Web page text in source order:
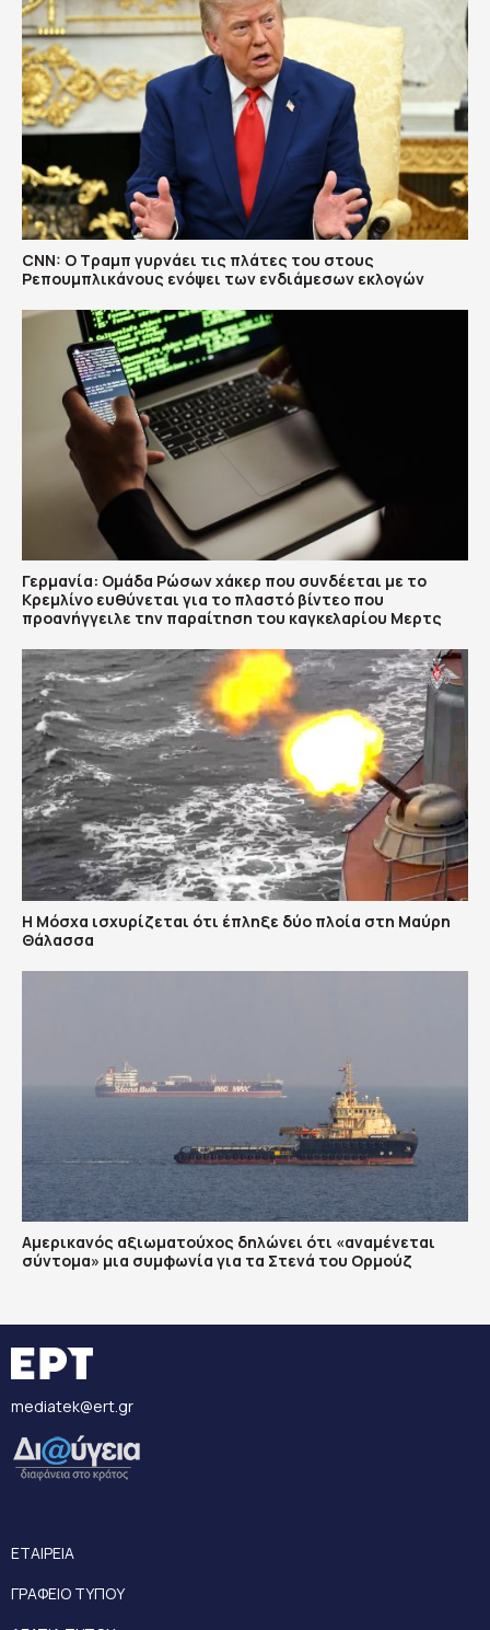
CNN: Ο Τραμπ γυρνάει τις πλάτες του στους
Ρεπουμπλικάνους ενόψει των ενδιάμεσων εκλογών
Γερμανία: Ομάδα Ρώσων χάκερ που συνδέεται με το
Κρεμλίνο ευθύνεται για το πλαστό βίντεο που
προανήγγειλε την παραίτηση του καγκελαρίου Μερτς
Η Μόσχα ισχυρίζεται ότι έπληξε δύο πλοία στη Μαύρη
Θάλασσα
Αμερικανός αξιωματούχος δηλώνει ότι «αναμένεται
σύντομα» μια συμφωνία για τα Στενά του Ορμούζ
mediatek@ert.gr
ΕΤΑΙΡΕΙΑ
ΓΡΑΦΕΙΟ ΤΥΠΟΥ